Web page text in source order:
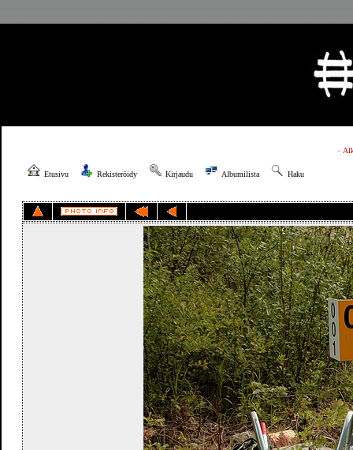
»
Etusivu Rekisteröidy Kirjaudu Albumilista Haku